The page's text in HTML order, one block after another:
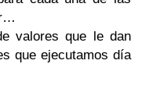
valores que le dan
que ejecutamos día